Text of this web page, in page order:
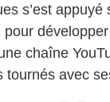
s’est
chaîne
tournés avec